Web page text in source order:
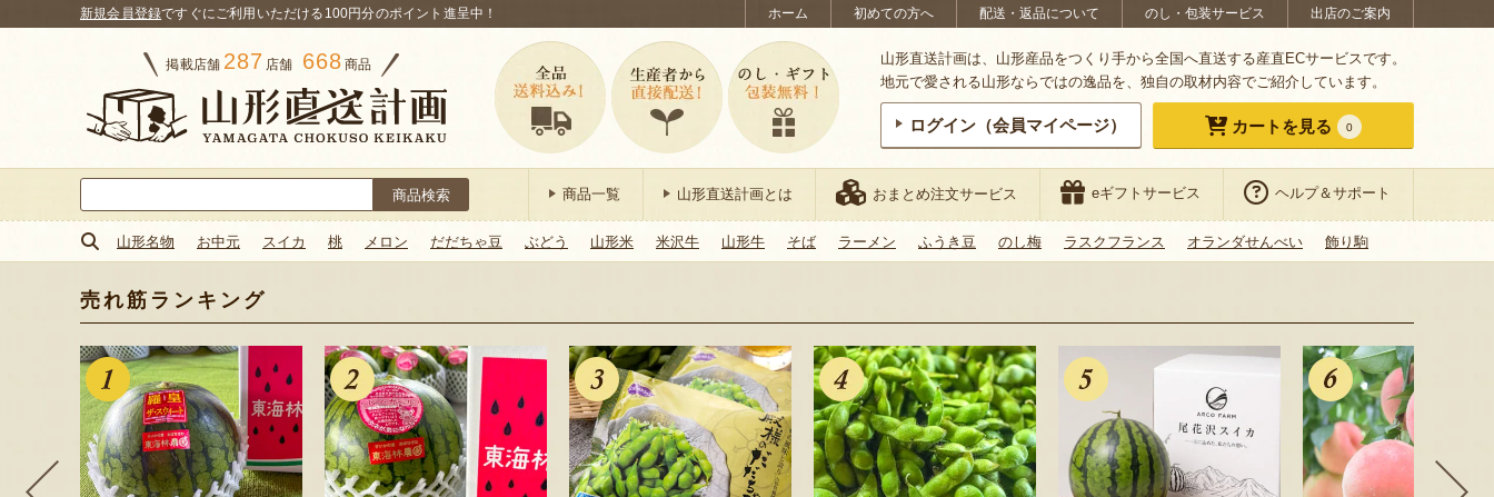
ホーム 初めての方へ 配送・返品について のし・包装サービス 出店のご案内
新規会員登録ですぐにご利用いただける100円分のポイント進呈中！
掲載店舗 287 店舗 668 商品
山形直送計画は、山形産品をつくり手から全国へ直送する産直ECサービスです。
地元で愛される山形ならではの逸品を、独自の取材内容でご紹介しています。
ログイン（会員マイページ） カートを見る 0
索:
商品一覧 山形直送計画とは おまとめ注文サービス eギフトサービス ヘルプ＆サポート
山形名物 お中元 スイカ 桃 メロン だだちゃ豆 ぶどう 山形米 米沢牛 山形牛 そば ラーメン ふうき豆 のし梅 ラスクフランス オランダせんべい 飾り駒
売れ筋ランキング